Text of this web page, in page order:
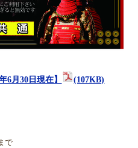
6月30日現在】 (107KB)
で